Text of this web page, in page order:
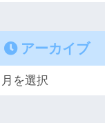
アーカイブ